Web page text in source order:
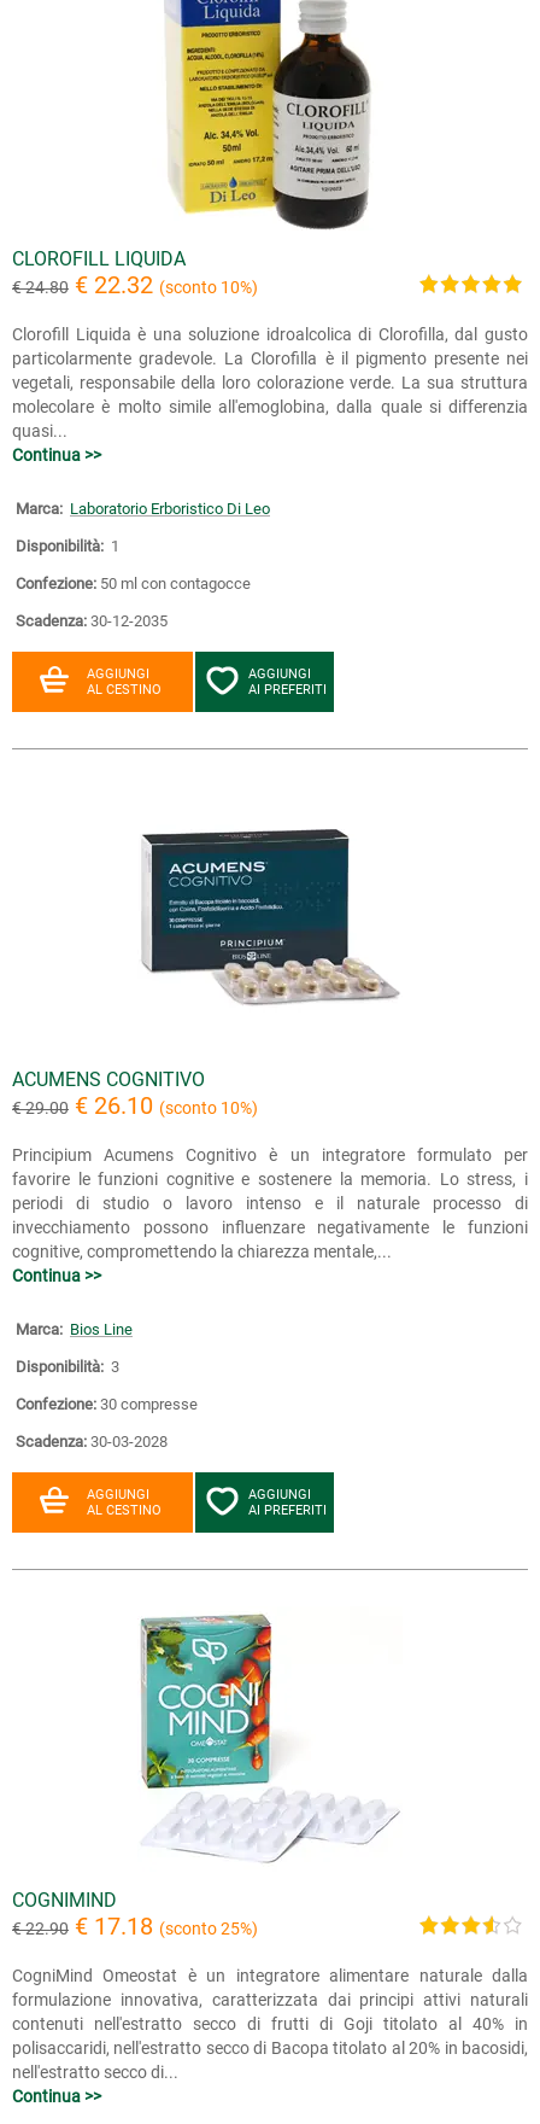
CLOROFILL LIQUIDA
€ 24.80 € 22.32 (sconto 10%)
Clorofill Liquida è una soluzione idroalcolica di Clorofilla, dal gusto
particolarmente gradevole. La Clorofilla è il pigmento presente nei
vegetali, responsabile della loro colorazione verde. La sua struttura
molecolare è molto simile all'emoglobina, dalla quale si differenzia
quasi...
Continua >>
Marca: Laboratorio Erboristico Di Leo
Disponibilità: 1
Confezione: 50 ml con contagocce
Scadenza: 30-12-2035
AGGIUNGI
AL CESTINO
AGGIUNGI
AI PREFERITI
ACUMENS COGNITIVO
€ 29.00 € 26.10 (sconto 10%)
Principium Acumens Cognitivo è un integratore formulato per
favorire le funzioni cognitive e sostenere la memoria. Lo stress, i
periodi di studio o lavoro intenso e il naturale processo di
invecchiamento possono influenzare negativamente le funzioni
cognitive, compromettendo la chiarezza mentale,...
Continua >>
Marca: Bios Line
Disponibilità: 3
Confezione: 30 compresse
Scadenza: 30-03-2028
AGGIUNGI
AL CESTINO
AGGIUNGI
AI PREFERITI
COGNIMIND
€ 22.90 € 17.18 (sconto 25%)
CogniMind Omeostat è un integratore alimentare naturale dalla
formulazione innovativa, caratterizzata dai principi attivi naturali
contenuti nell'estratto secco di frutti di Goji titolato al 40% in
polisaccaridi, nell'estratto secco di Bacopa titolato al 20% in bacosidi,
nell'estratto secco di...
Continua >>